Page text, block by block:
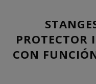
CON